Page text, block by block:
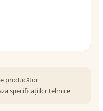
producător
specificațiilor tehnice